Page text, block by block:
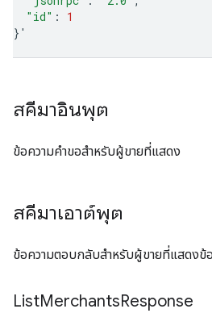
"id" :
1
} '
สคีมาอินพุต
ข้อความคำขอสำหรับผู้ขายที่แสดง
สคีมาเอาต์พุต
ข้อความตอบกลับสำหรับผู้ขายที่แสดงข้
ListMerchantsResponse